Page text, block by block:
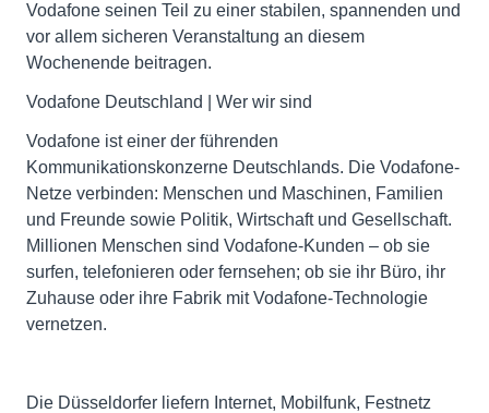
Vodafone seinen Teil zu einer stabilen, spannenden und
vor allem sicheren Veranstaltung an diesem
Wochenende beitragen.
Vodafone Deutschland | Wer wir sind
Vodafone ist einer der führenden
Kommunikationskonzerne Deutschlands. Die Vodafone-
Netze verbinden: Menschen und Maschinen, Familien
und Freunde sowie Politik, Wirtschaft und Gesellschaft.
Millionen Menschen sind Vodafone-Kunden – ob sie
surfen, telefonieren oder fernsehen; ob sie ihr Büro, ihr
Zuhause oder ihre Fabrik mit Vodafone-Technologie
vernetzen.
Die Düsseldorfer liefern Internet, Mobilfunk, Festnetz